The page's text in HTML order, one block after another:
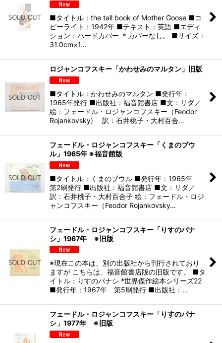
■タイトル：the tall book of Mother Goose ■コ
ピーライト：1942年 ■テキスト：英語 ■エディ
ション：ハードカバー ＊カバーなし。 ■サイズ：
31.0cm×1…
ロジャンコフスキー「かわせみのマルタン」旧版
■タイトル：かわせみのマルタン ■発行年：
1965年発行 ■出版社：福音館書店 ■文：リダ／
絵：フェードル・ロジャンコフスキー（Feodor
Rojankovsky) 訳：石井桃子・大村百合…
フェードル・ロジャンコフスキー「くまのブウ
ル」1965年 ※福音館版
■タイトル：くまのブウル ■発行年：1965年
第2刷発行 ■出版社：福音館書店 ■文：リダ／
訳：石井桃子・大村百合子 絵：フェードル・ロジ
ャンコフスキー（Feodor Rojankovsky…
フェードル・ロジャンコフスキー「りすのパナ
シ」1967年 ※旧版
※現在この本は、別の出版社から刊行されており
ますが こちらは、福音館書店版の旧版です。 ■タ
イトル：りすのパナシ *世界傑作絵本シリーズ22
■発行年：1967年 第5刷発行 ■出版社：…
フェードル・ロジャンコフスキー「りすのパナ
シ」1977年 ※旧版